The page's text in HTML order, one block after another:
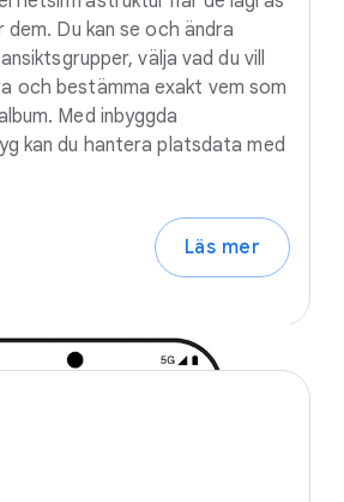
dem. Du kan se och ändra
välja vad du vill
och bestämma exakt vem som
Med inbyggda
kan du hantera platsdata med
Läs mer